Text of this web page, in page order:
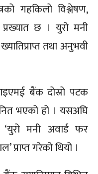
गहकिलो विश्लेषण,
छ । युरो मनी
तथा अनुभवी
बैंक दोस्रो पटक
भएको हो । यसअघि
मनी अवार्ड फर
गरेको थियो ।